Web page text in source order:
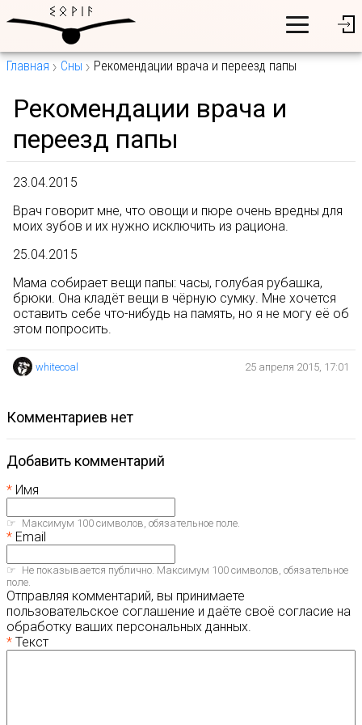
Главная Сны Рекомендации врача и переезд папы
Рекомендации врача и
переезд папы
23.04.2015
Врач говорит мне, что овощи и пюре очень вредны для
моих зубов и их нужно исключить из рациона.
25.04.2015
Мама собирает вещи папы: часы, голубая рубашка,
брюки. Она кладёт вещи в чёрную сумку. Мне хочется
оставить себе что-нибудь на память, но я не могу её об
этом попросить.
whitecoal 25 апреля 2015, 17:01
комментариев нет
Добавить комментарий
Имя
Максимум 100 символов, обязательное поле.
Email
Не показывается публично. Максимум 100 символов, обязательное
поле.
Отправляя комментарий, вы принимаете
пользовательское соглашение и даёте своё согласие на
обработку ваших персональных данных.
Текст